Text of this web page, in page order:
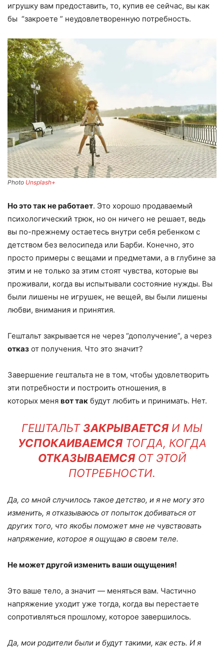
игрушку вам предоставить, то, купив ее сейчас, вы как
бы “закроете ” неудовлетворенную потребность.
Photo Unsplash+
Но это так не работает. Это хорошо продаваемый
психологический трюк, но он ничего не решает, ведь
вы по-прежнему остаетесь внутри себя ребенком с
детством без велосипеда или Барби. Конечно, это
просто примеры с вещами и предметами, а в глубине за
этим и не только за этим стоят чувства, которые вы
проживали, когда вы испытывали состояние нужды. Вы
были лишены не игрушек, не вещей, вы были лишены
любви, внимания и принятия.
Гештальт закрывается не через “дополучение”, а через
отказ от получения. Что это значит?
Завершение гештальта не в том, чтобы удовлетворить
эти потребности и построить отношения, в
которых меня вот так будут любить и принимать. Нет.
ГЕШТАЛЬТ ЗАКРЫВАЕТСЯИ МЫ
УСПОКАИВАЕМСЯТОГДА, КОГДА
ОТКАЗЫВАЕМСЯОТ ЭТОЙ
ПОТРЕБНОСТИ.
Да, со мной случилось такое детство, и я не могу это
изменить, я отказываюсь от попыток добиваться от
других того, что якобы поможет мне не чувствовать
напряжение, которое я ощущаю в своем теле.
Не может другой изменить ваши ощущения!
Это ваше тело, а значит — меняться вам. Частично
напряжение уходит уже тогда, когда вы перестаете
сопротивляться прошлому, которое завершилось.
Да, мои родители были и будут такими, как есть. И я